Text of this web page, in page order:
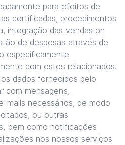
para efeitos de
certificadas, procedimentos
integração das vendas on
de despesas através de
especificamente
com estes relacionados.
dados fornecidos pelo
com mensagens,
mails necessários, de modo
ou outras
bem como notificações
nos nossos serviços